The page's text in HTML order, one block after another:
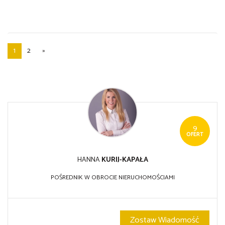
1 2 »
9
OFERT
HANNAKURIJ-KAPAŁA
POŚREDNIK W OBROCIE NIERUCHOMOŚCIAMI
Zostaw Wiadomość